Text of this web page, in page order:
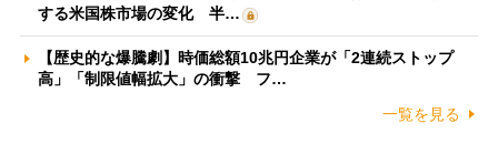
する米国株市場の変化 半…
【歴史的な爆騰劇】時価総額10兆円企業が「2連続ストップ
高」「制限値幅拡大」の衝撃 フ…
一覧を見る